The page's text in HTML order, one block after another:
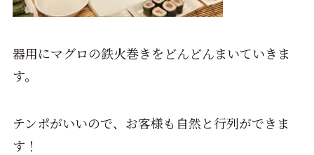
器用にマグロの鉄火巻きをどんどんまいていきま
す。
テンポがいいので、お客様も自然と行列ができま
す！